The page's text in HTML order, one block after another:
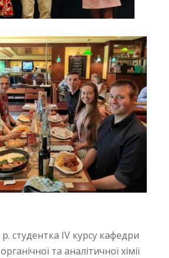
студентка ІV курсу кафедри
та аналітичної хімії